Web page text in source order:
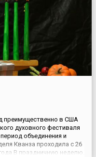
преимущественно в США
духовного фестиваля
объединения и
Кванза проходила с 26
праздничную неделю,